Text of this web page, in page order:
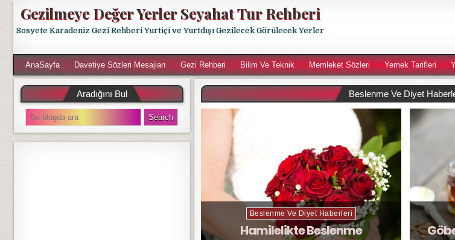
Gezilmeye Değer Yerler Seyahat Tur Rehberi
Sosyete Karadeniz Gezi Rehberi Yurtiçi ve Yurtdışı Gezilecek Görülecek Yerler
AnaSayfa Davetiye Sözleri Mesajları Gezi Rehberi Bilim Ve Teknik Memleket Sözleri Yemek Tarifleri
Beslenme Ve Diyet
Beslenme Ve Diyet Haberleri
Hamilelikte Beslenme
Aradığını Bul
S
e